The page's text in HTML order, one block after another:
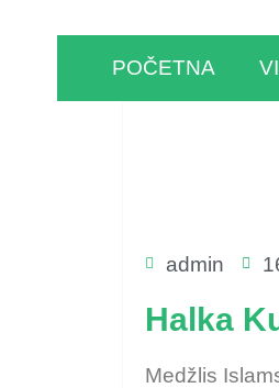
POČETNA
admin
Halka
Medžlis